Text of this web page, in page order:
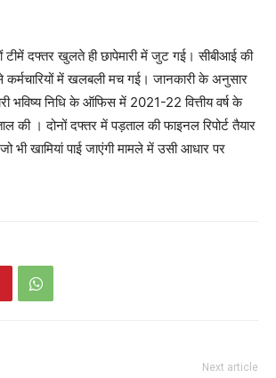
दफ्तर खुलते ही छापेमारी में जुट गई। सीबीआई की
में खलबली मच गई। जानकारी के अनुसार
भविष्य निधि के ऑफिस में 2021-22 वित्तीय वर्ष के
की । दोनों दफ्तर में पड़ताल की फाइनल रिपोर्ट तैयार
भी खामियां पाई जाएंगी मामले में उसी आधार पर
Next article